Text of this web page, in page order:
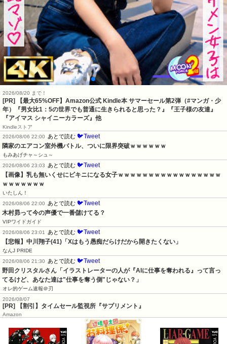
[PR]【最大65%OFF】Amazon公式 Kindle本 サマーセール第2弾（#マンガ・少
年）『男女比1：5の世界でも普通に生きられると思った？』『王子様の友達』
『アイマス シャイニーカラーズ』他
Kindleストア
2026/08/06 22:00 あとで読む 🐦Tweet
隣家のエアコン室外機バトル、ついに限界突破ｗｗｗｗｗｗ
もみあげチャ～シュ～
2026/08/06 23:03 あとで読む 🐦Tweet
【画像】乳も無いくせにビキニになる女子ｗｗｗｗｗｗｗｗｗｗｗｗｗｗｗｗｗ
ｗｗｗｗｗｗｗ
いたしん！
2026/08/06 22:00 あとで読む 🐦Tweet
木村昴って今の声優で一番儲けてる？
VIPワイドガイド
2026/08/06 23:01 あとで読む 🐦Tweet
【悲報】中川翔子(41)「Xはもう愚痴だらけだから開きたくない」
なんJ PRIDE
2026/08/06 21:30 あとで読む 🐦Tweet
野田クリスタルさん「イラストレーターの人が『AIに仕事を奪われる』って言っ
てるけど、あなた達は"仕事を奪う側"じゃない？」
オレ的ゲーム速報＠刃
2026/08/07
[PR] 【割引】タイムセール監視所『サプリメント』
Amazon